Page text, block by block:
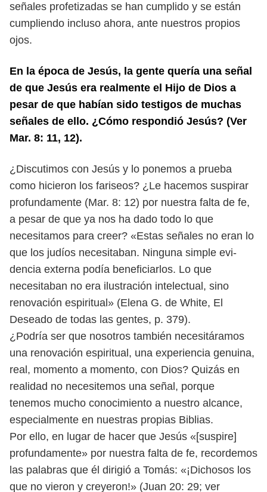
señales profetizadas se han cumplido y se están
cumpliendo incluso ahora, ante nuestros propios
ojos.
En la época de Jesús, la gente quería una señal
de que Jesús era realmente el Hijo de Dios a
pesar de que habían sido testigos de muchas
señales de ello. ¿Cómo respondió Jesús? (Ver
Mar. 8: 11, 12).
¿Discutimos con Jesús y lo ponemos a prueba
como hicieron los fariseos? ¿Le hacemos suspirar
profundamente (Mar. 8: 12) por nuestra falta de fe,
a pesar de que ya nos ha dado todo lo que
necesitamos para creer? «Estas señales no eran lo
que los judíos necesitaban. Ninguna simple evi-
dencia externa podía beneficiarlos. Lo que
necesitaban no era ilustración intelectual, sino
renovación espiritual» (Elena G. de White, El
Deseado de todas las gentes, p. 379).
¿Podría ser que nosotros también necesitáramos
una renovación espiritual, una experiencia genuina,
real, momento a momento, con Dios? Quizás en
rea lidad no necesitemos una señal, porque
tenemos mucho conocimiento a nuestro alcance,
especialmente en nuestras propias Biblias.
Por ello, en lugar de hacer que Jesús «[suspire]
profundamente» por nuestra falta de fe, recordemos
las palabras que él dirigió a Tomás: «¡Dichosos los
que no vieron y creyeron!» (Juan 20: 29; ver